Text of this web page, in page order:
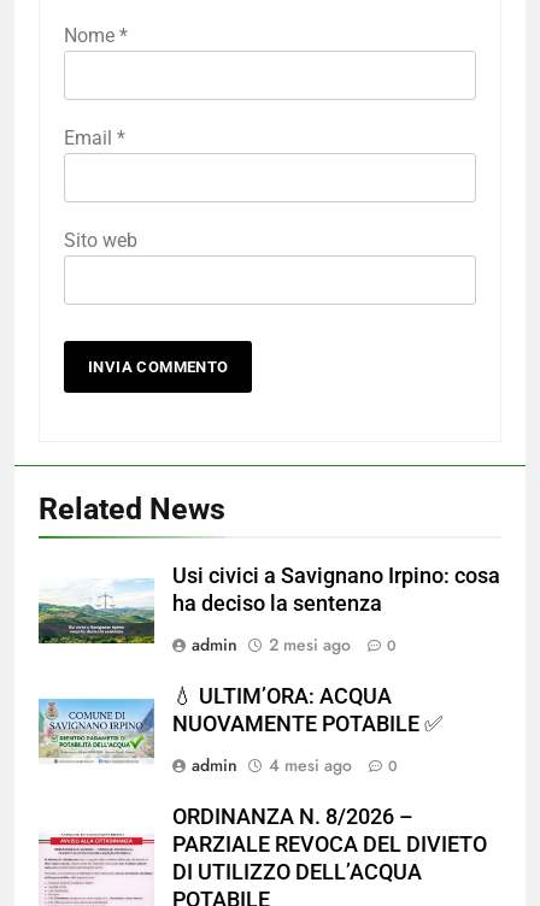
Nome *
Email *
Sito web
Related News
Usi civici a Savignano Irpino: cosa
ha deciso la sentenza
admin
2 mesi ago 0
💧 ULTIM’ORA: ACQUA
NUOVAMENTE POTABILE ✅
admin
4 mesi ago 0
ORDINANZA N. 8/2026 –
PARZIALE REVOCA DEL DIVIETO
DI UTILIZZO DELL’ACQUA
POTABILE